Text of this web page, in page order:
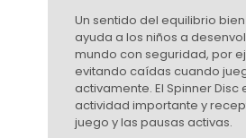
Un sentido del equilibrio
ayuda a los niños a
mundo con seguridad, por
evitando caídas cuando
activamente. El Spinner Disc
actividad importante y
juego y las pausas activas.